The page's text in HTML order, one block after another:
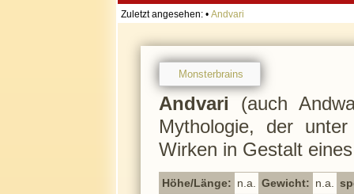
Zuletzt angesehen: • Andvari
Monsterbrains
Andvari (auch
Mythologie, der
Wirken in Gestalt
Höhe/Länge: n.a. Gewicht: n.a.